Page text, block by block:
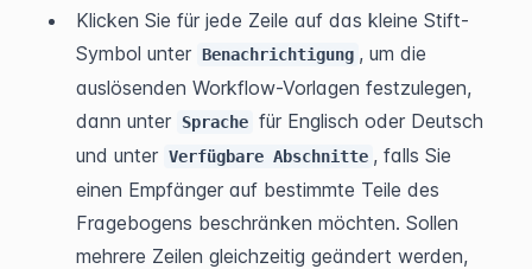
Klicken Sie für jede Zeile auf das kleine Stift-
Symbol unter Benachrichtigung , um die
auslösenden Workflow-Vorlagen festzulegen,
dann unter
Sprache für Englisch oder Deutsch
und unter Verfügbare Abschnitte , falls Sie
einen Empfänger auf bestimmte Teile des
Fragebogens beschränken möchten. Sollen
mehrere Zeilen gleichzeitig geändert werden,